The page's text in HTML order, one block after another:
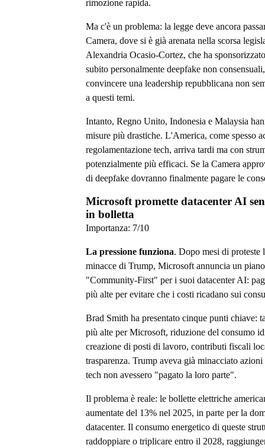
rimozione rapida.
Ma c'è un problema: la legge deve ancora
Camera, dove si è già arenata nella scorsa
Alexandria Ocasio-Cortez, che ha
subito personalmente deepfake non
convincere una leadership repubblicana non
a questi temi.
Intanto, Regno Unito, Indonesia e Malaysia
misure più drastiche. L'America, come spesso
regolamentazione tech, arriva tardi ma con
potenzialmente più efficaci. Se la Camera
di deepfake dovranno finalmente pagare le
Microsoft promette datacenter AI
in bolletta
Importanza: 7/10
La pressione funziona. Dopo mesi di proteste
minacce di Trump, Microsoft annuncia un piano
"Community-First" per i suoi datacenter AI:
più alte per evitare che i costi ricadano sui
Brad Smith ha presentato cinque punti chiave:
più alte per Microsoft, riduzione del consumo
creazione di posti di lavoro, contributi fiscali
trasparenza. Trump aveva già minacciato azioni
tech non avessero "pagato la loro parte".
Il problema è reale: le bollette elettriche
aumentate del 13% nel 2025, in parte per la
datacenter. Il consumo energetico di queste
raddoppiare o triplicare entro il 2028,